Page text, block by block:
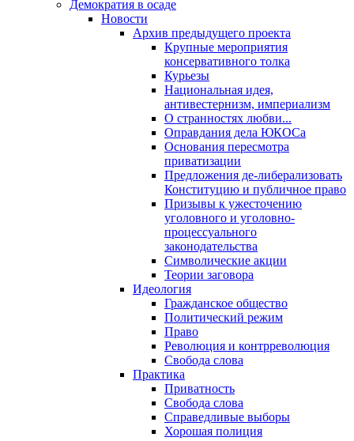
Демократия в осаде
Новости
Архив предыдущего проекта
Крупные мероприятия
консервативного толка
Курьезы
Национальная идея,
антивестернизм, империализм
О странностях любви...
Оправдания дела ЮКОСа
Основания пересмотра
приватизации
Предложения де-либерализовать
Конституцию и публичное право
Призывы к ужесточению
уголовного и уголовно-
процессуального
законодательства
Символические акции
Теории заговора
Идеология
Гражданское общество
Политический режим
Право
Революция и контрреволюция
Свобода слова
Практика
Приватность
Свобода слова
Справедливые выборы
Хорошая полиция